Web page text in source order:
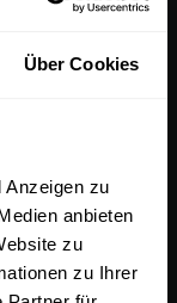
Über Cookies
Anzeigen zu
anbieten
zu
zu Ihrer